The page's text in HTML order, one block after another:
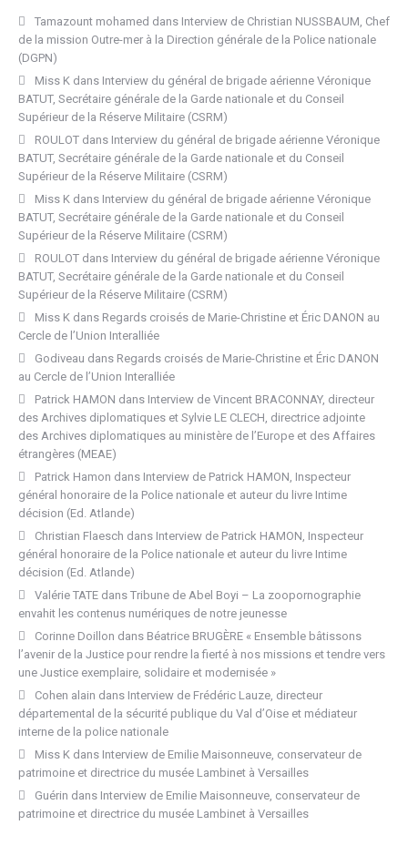
Tamazount mohamed dans Interview de Christian NUSSBAUM, Chef
de la mission Outre-mer à la Direction générale de la Police nationale
(DGPN)
Miss K dans Interview du général de brigade aérienne Véronique
BATUT, Secrétaire générale de la Garde nationale et du Conseil
Supérieur de la Réserve Militaire (CSRM)
ROULOT dans Interview du général de brigade aérienne Véronique
BATUT, Secrétaire générale de la Garde nationale et du Conseil
Supérieur de la Réserve Militaire (CSRM)
Miss K dans Interview du général de brigade aérienne Véronique
BATUT, Secrétaire générale de la Garde nationale et du Conseil
Supérieur de la Réserve Militaire (CSRM)
ROULOT dans Interview du général de brigade aérienne Véronique
BATUT, Secrétaire générale de la Garde nationale et du Conseil
Supérieur de la Réserve Militaire (CSRM)
Miss K dans Regards croisés de Marie-Christine et Éric DANON au
Cercle de l’Union Interalliée
Godiveau dans Regards croisés de Marie-Christine et Éric DANON
au Cercle de l’Union Interalliée
Patrick HAMON dans Interview de Vincent BRACONNAY, directeur
des Archives diplomatiques et Sylvie LE CLECH, directrice adjointe
des Archives diplomatiques au ministère de l’Europe et des Affaires
étrangères (MEAE)
Patrick Hamon dans Interview de Patrick HAMON, Inspecteur
général honoraire de la Police nationale et auteur du livre Intime
décision (Ed. Atlande)
Christian Flaesch dans Interview de Patrick HAMON, Inspecteur
général honoraire de la Police nationale et auteur du livre Intime
décision (Ed. Atlande)
Valérie TATE dans Tribune de Abel Boyi – La zoopornographie
envahit les contenus numériques de notre jeunesse
Corinne Doillon dans Béatrice BRUGÈRE « Ensemble bâtissons
l’avenir de la Justice pour rendre la fierté à nos missions et tendre vers
une Justice exemplaire, solidaire et modernisée »
Cohen alain dans Interview de Frédéric Lauze, directeur
départemental de la sécurité publique du Val d’Oise et médiateur
interne de la police nationale
Miss K dans Interview de Emilie Maisonneuve, conservateur de
patrimoine et directrice du musée Lambinet à Versailles
Guérin dans Interview de Emilie Maisonneuve, conservateur de
patrimoine et directrice du musée Lambinet à Versailles